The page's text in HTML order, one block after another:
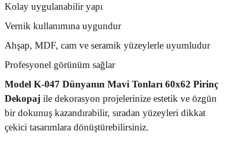
Kolay uygulanabilir yapı
Vernik kullanımına uygundur
Ahşap, MDF, cam ve seramik yüzeylerle uyumludur
Profesyonel görünüm sağlar
Model K-047 Dünyanın Mavi Tonları 60x62 Pirinç
Dekopaj ile dekorasyon projelerinize estetik ve özgün
bir dokunuş kazandırabilir, sıradan yüzeyleri dikkat
çekici tasarımlara dönüştürebilirsiniz.